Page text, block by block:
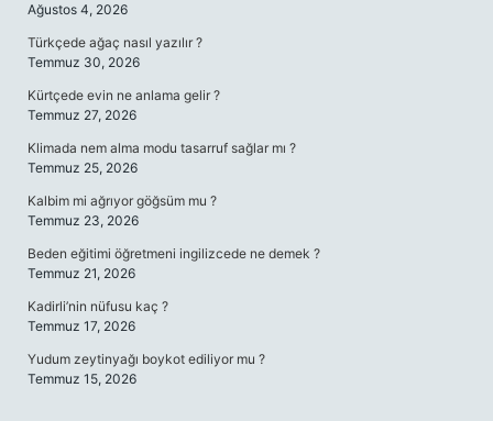
Ağustos 4, 2026
Türkçede ağaç nasıl yazılır ?
Temmuz 30, 2026
Kürtçede evin ne anlama gelir ?
Temmuz 27, 2026
Klimada nem alma modu tasarruf sağlar mı ?
Temmuz 25, 2026
Kalbim mi ağrıyor göğsüm mu ?
Temmuz 23, 2026
Beden eğitimi öğretmeni ingilizcede ne demek ?
Temmuz 21, 2026
Kadirli’nin nüfusu kaç ?
Temmuz 17, 2026
Yudum zeytinyağı boykot ediliyor mu ?
Temmuz 15, 2026